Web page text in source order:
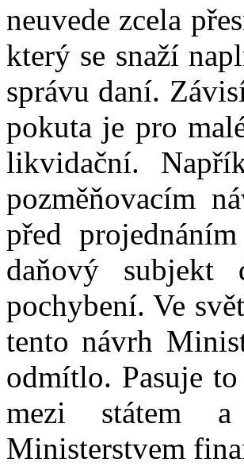
neuvede zcela
který se snaží
správu daní.
pokuta je pro
likvidační.
pozměňovacím
před
daňový subjekt
pochybení. Ve
tento návrh
odmítlo. Pasuje
mezi státem a
Ministerstvem